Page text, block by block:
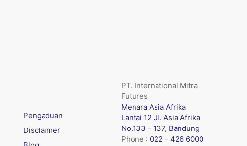
Pengaduan
Disclaimer
PT. International Mitra
Futures
Menara Asia Afrika
Lantai 12 Jl. Asia Afrika
No.133 - 137, Bandung
Phone : 022 - 426 6000